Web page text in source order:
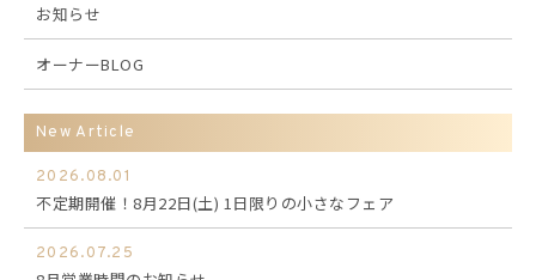
お知らせ
オーナーBLOG
New Article
2026.08.01
不定期開催！8月22日(土) 1日限りの小さなフェア
2026.07.25